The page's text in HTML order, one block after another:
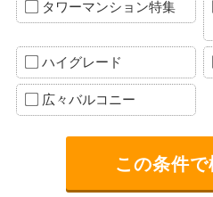
タワーマンション特集
ハイグレード
広々バルコニー